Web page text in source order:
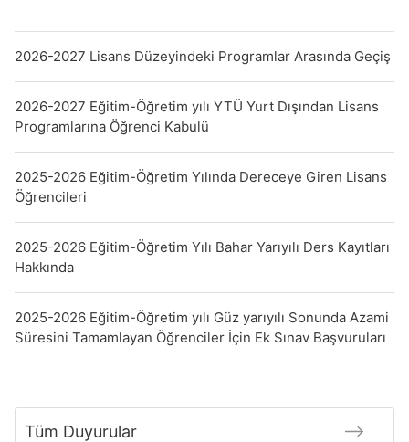
2026-2027 Lisans Düzeyindeki Programlar Arasında Geçiş
2026-2027 Eğitim-Öğretim yılı YTÜ Yurt Dışından Lisans
Programlarına Öğrenci Kabulü
2025-2026 Eğitim-Öğretim Yılında Dereceye Giren Lisans
Öğrencileri
2025-2026 Eğitim-Öğretim Yılı Bahar Yarıyılı Ders Kayıtları
Hakkında
2025-2026 Eğitim-Öğretim yılı Güz yarıyılı Sonunda Azami
Süresini Tamamlayan Öğrenciler İçin Ek Sınav Başvuruları
Tüm Duyurular